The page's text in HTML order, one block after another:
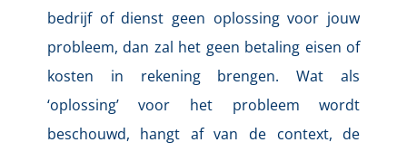
bedrijf of dienst geen oplossing voor jouw
probleem, dan zal het geen betaling eisen of
kosten in rekening brengen. Wat als
‘oplossing’ voor het probleem wordt
beschouwd, hangt af van de context, de